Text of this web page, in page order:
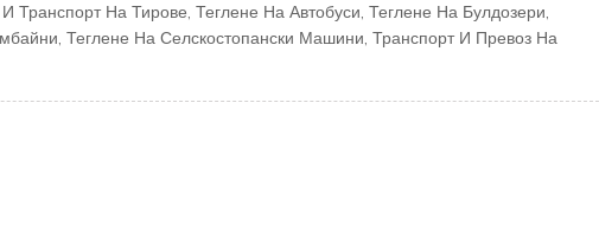
Транспорт На Тирове, Теглене На Автобуси, Теглене На Булдозери,
, Теглене На Селскостопански Машини, Транспорт И Превоз На